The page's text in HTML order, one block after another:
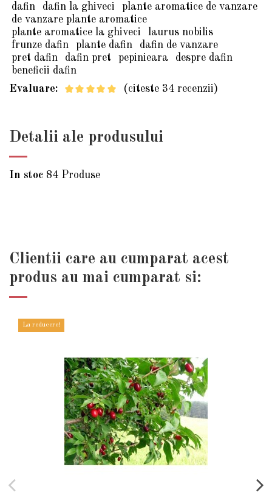
dafin
dafin la ghiveci
plante aromatice de vanzare
de vanzare plante aromatice
plante aromatice la ghiveci
laurus nobilis
frunze dafin
plante dafin
dafin de vanzare
pret dafin
dafin pret pepinieara
despre dafin
beneficii dafin
Evaluare:
(citeste 34 recenzii)
Detalii ale produsului
In stoc 84 Produse
Clientii care au cumparat acest
produs au mai cumparat si:
La reducere!